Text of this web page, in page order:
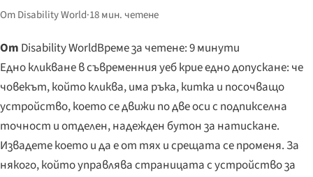
От Disability World·18 мин. четене
От Disability WorldВреме за четене: 9 минути
Едно кликване в съвременния уеб крие едно допускане: че
човекът, който кликва, има ръка, китка и посочващо
устройство, което се движи по две оси с подпикселна
точност и отделен, надежден бутон за натискане.
Извадете което и да е от тях и срещата се променя. За
някого, който управлява страницата с устройство за